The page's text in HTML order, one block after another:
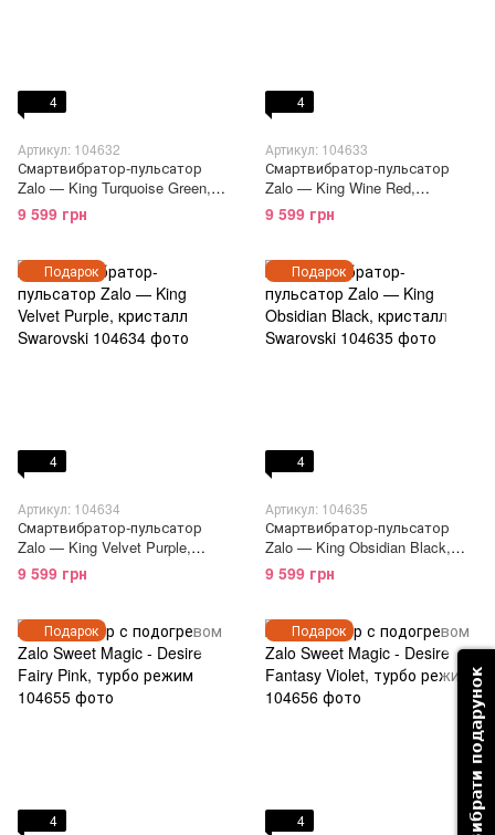
4
Артикул: 104632
Смартвибратор-пульсатор
Zalo — King Turquoise Green,
кристалл Swarovski
9 599 грн
4
Артикул: 104633
Смартвибратор-пульсатор
Zalo — King Wine Red,
кристалл Swarovski
9 599 грн
Подарок
4
Артикул: 104634
Смартвибратор-пульсатор
Zalo — King Velvet Purple,
кристалл Swarovski
9 599 грн
Подарок
4
Артикул: 104635
Смартвибратор-пульсатор
Zalo — King Obsidian Black,
кристалл Swarovski
9 599 грн
Подарок
4
Подарок
4 Вибрати подарунок